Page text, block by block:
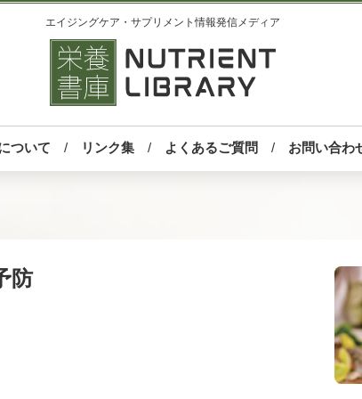
エイジングケア・サプリメント情報発信メディア
ついて リンク集 よくあるご質問 お問い合わ
防